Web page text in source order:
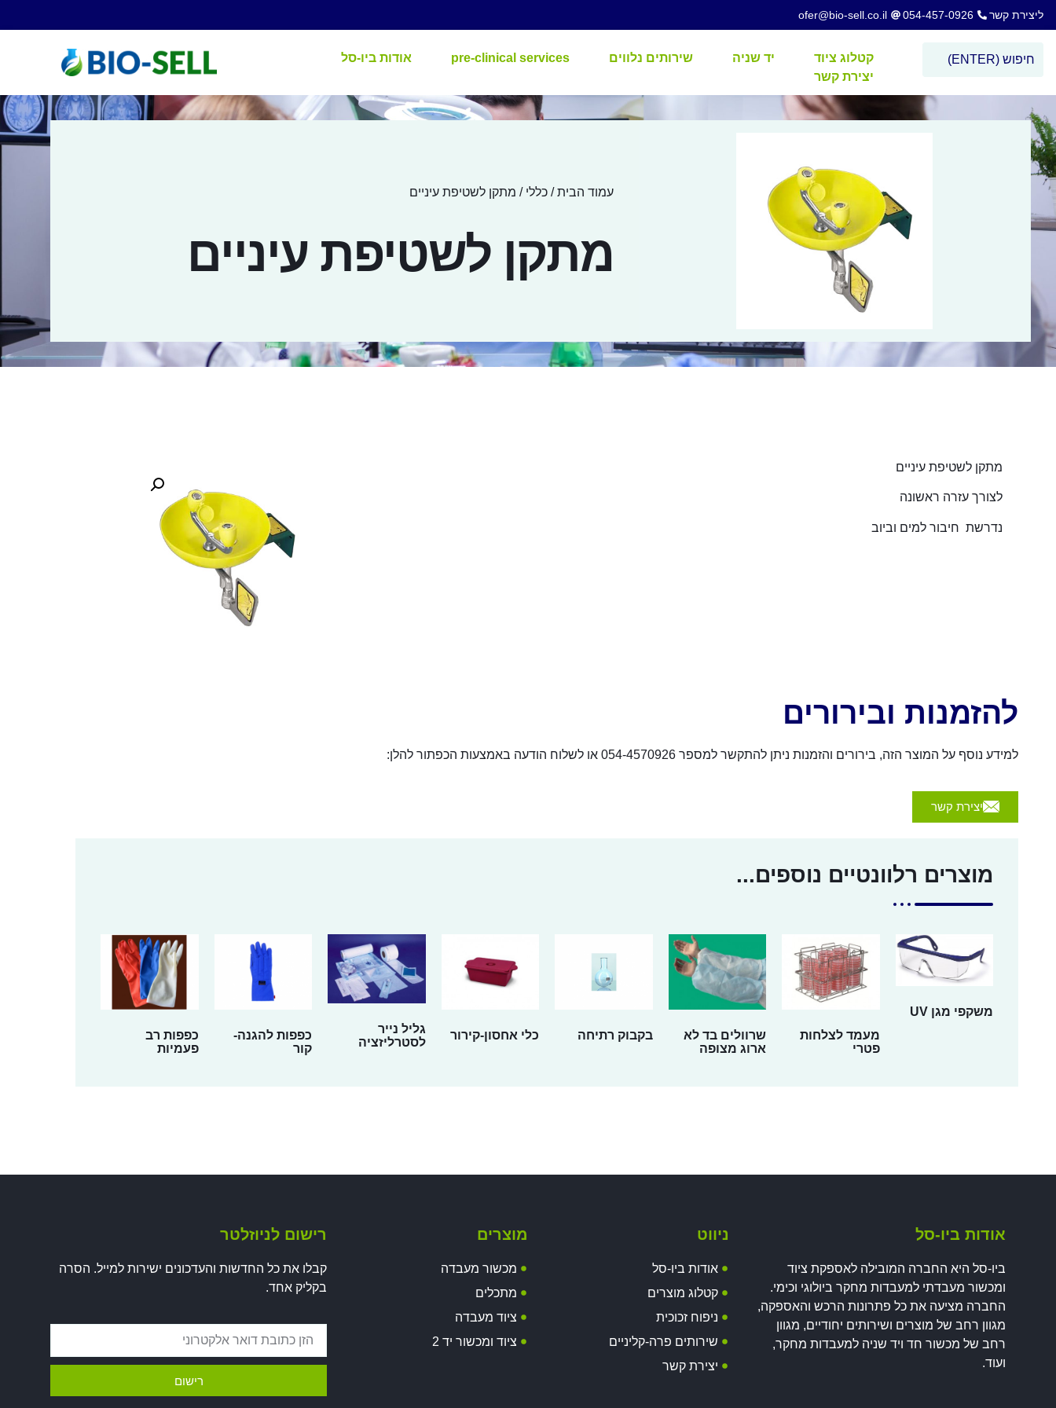
ליצירת קשר 054-457-0926
ofer@bio-sell.co.il
קטלוג ציוד יד שניה שירותים נלווים pre-clinical services
אודות ביו-סל
יצירת קשר
עמוד הבית/כללי / מתקן לשטיפת עיניים
מתקן לשטיפת עיניים
מתקן לשטיפת עיניים
לצורך עזרה ראשונה
נדרשת חיבור למים וביוב
להזמנות ובירורים
למידע נוסף על המוצר הזה, בירורים והזמנות ניתן להתקשר למספר 054-4570926 או לשלוח הודעה באמצעות הכפתור להלן:
יצירת קשר
מוצרים רלוונטיים נוספים...
משקפי מגן UV
מעמד לצלחות
פטרי
שרוולים בד לא
ארוג מצופה
בקבוק רתיחה כלי אחסון-קירור
גליל נייר
לסטרליזציה
כפפות להגנה-
קור
כפפות רב
פעמיות
אודות ביו-סל
ביו-סל היא החברה המובילה לאספקת ציוד
ומכשור מעבדתי למעבדות מחקר ביולוגי וכימי.
החברה מציעה את כל פתרונות הרכש והאספקה,
מגוון רחב של מוצרים ושירותים יחודיים, מגוון
רחב של מכשור חד ויד שניה למעבדות מחקר,
ועוד.
ניווט
אודות ביו-סל
קטלוג מוצרים
ניפוח זכוכית
שירותים פרה-קליניים
יצירת קשר
מוצרים
מכשור מעבדה
מתכלים
ציוד מעבדה
ציוד ומכשור יד 2
רישום לניוזלטר
קבלו את כל החדשות והעדכונים ישירות למייל. הסרה
בקליק אחד.
רישום